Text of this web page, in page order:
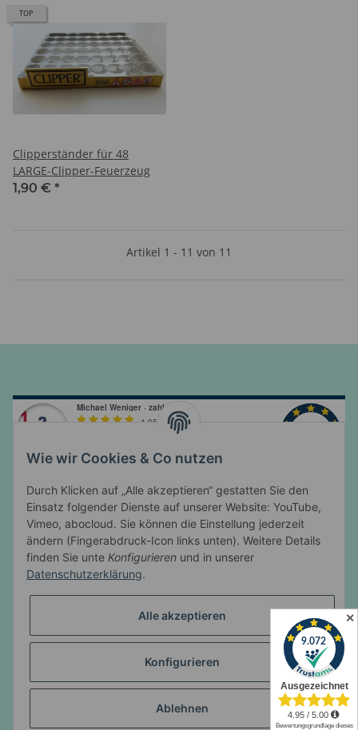
TOP
Clipperständer für 48
LARGE-Clipper-Feuerzeug
1,90 € *
Artikel 1 - 11 von 11
Informationen
Gesetzliche Informationen
* Alle Preise inkl. gesetzlicher USt., zzgl.Versand
Hier verwendete Produktbezeichnungen, Logos und
Abbildungen sind Eigentum des jeweiligen Herstellers oder Besitzers und
Wie wir Cookies & Co nutzen
Durch Klicken auf „Alle akzeptieren“ gestatten Sie den
Einsatz folgender Dienste auf unserer Website: YouTube,
Vimeo, abocloud. Sie können die Einstellung jederzeit
ändern (Fingerabdruck-Icon links unten). Weitere Details
finden Sie unte Konfigurieren und in unserer
Datenschutzerklärung.
Alle akzeptieren
Konfigurieren
Ablehnen
✕